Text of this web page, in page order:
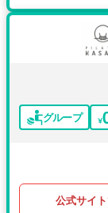
グループ
公式サイ